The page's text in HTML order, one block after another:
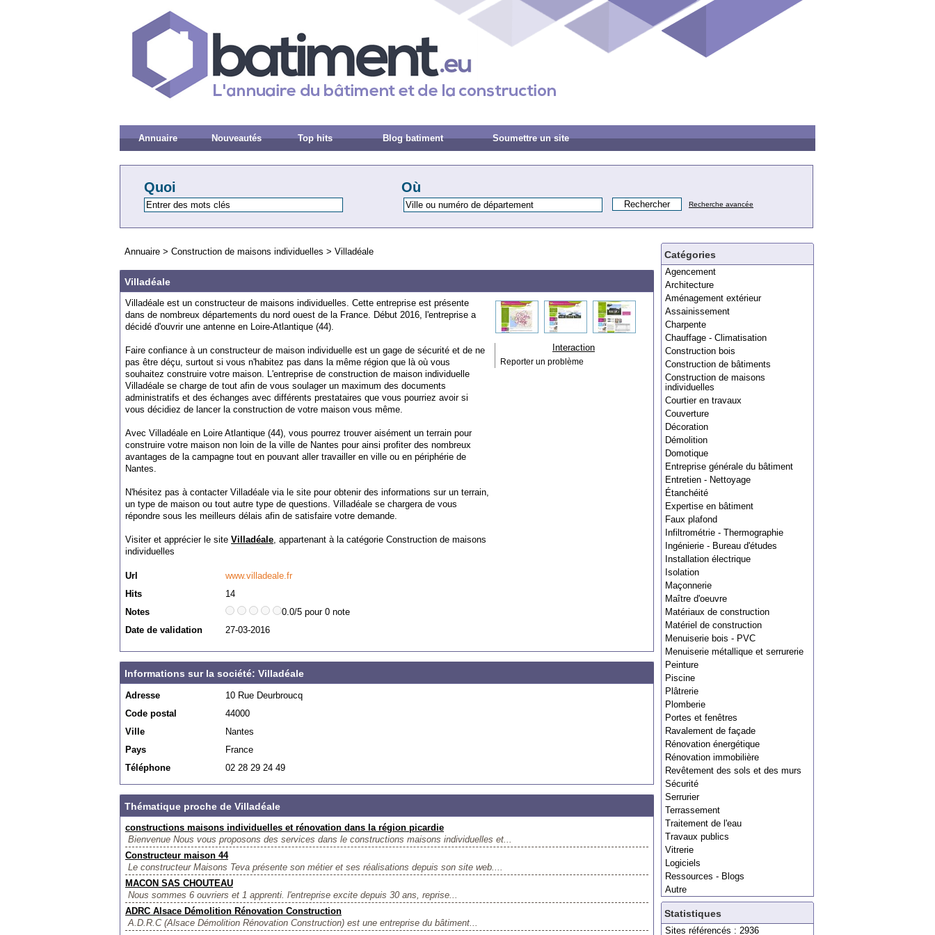
Annuaire Nouveautés Top hits Blog batiment Soumettre un site
Quoi Où
Recherche avancée
Catégories
Agencement
Architecture
Aménagement extérieur
Assainissement
Charpente
Chauffage - Climatisation
Construction bois
Construction de bâtiments
Construction de maisons
individuelles
Courtier en travaux
Couverture
Décoration
Démolition
Domotique
Entreprise générale du bâtiment
Entretien - Nettoyage
Étanchéité
Expertise en bâtiment
Faux plafond
Infiltrométrie - Thermographie
Ingénierie - Bureau d'études
Installation électrique
Isolation
Maçonnerie
Maître d'oeuvre
Matériaux de construction
Matériel de construction
Menuiserie bois - PVC
Menuiserie métallique et serrurerie
Peinture
Piscine
Plâtrerie
Plomberie
Portes et fenêtres
Ravalement de façade
Rénovation énergétique
Rénovation immobilière
Revêtement des sols et des murs
Sécurité
Serrurier
Terrassement
Traitement de l'eau
Travaux publics
Vitrerie
Logiciels
Ressources - Blogs
Autre
Statistiques
Sites référencés : 2936
Annuaire > Construction de maisons individuelles > Villadéale
Villadéale
Villadéale est un constructeur de maisons individuelles. Cette entreprise est présente
dans de nombreux départements du nord ouest de la France. Début 2016, l'entreprise a
décidé d'ouvrir une antenne en Loire-Atlantique (44).
Faire confiance à un constructeur de maison individuelle est un gage de sécurité et de ne
pas être déçu, surtout si vous n'habitez pas dans la même région que là où vous
souhaitez construire votre maison. L'entreprise de construction de maison individuelle
Villadéale se charge de tout afin de vous soulager un maximum des documents
administratifs et des échanges avec différents prestataires que vous pourriez avoir si
vous décidiez de lancer la construction de votre maison vous même.
Avec Villadéale en Loire Atlantique (44), vous pourrez trouver aisément un terrain pour
construire votre maison non loin de la ville de Nantes pour ainsi profiter des nombreux
avantages de la campagne tout en pouvant aller travailler en ville ou en périphérie de
Nantes.
N'hésitez pas à contacter Villadéale via le site pour obtenir des informations sur un terrain,
un type de maison ou tout autre type de questions. Villadéale se chargera de vous
répondre sous les meilleurs délais afin de satisfaire votre demande.
Visiter et apprécier le site Villadéale, appartenant à la catégorie Construction de maisons
individuelles
Url
www.villadeale.fr
Hits
14
Notes
0.0/5 pour 0 note
Date de validation
27-03-2016
Interaction
Reporter un problème
Informations sur la société: Villadéale
Adresse
10 Rue Deurbroucq
Code postal
44000
Ville
Nantes
Pays
France
Téléphone
02 28 29 24 49
Thématique proche de Villadéale
constructions maisons individuelles et rénovation dans la région picardie
Bienvenue Nous vous proposons des services dans le constructions maisons individuelles et...
Constructeur maison 44
Le constructeur Maisons Teva présente son métier et ses réalisations depuis son site web....
MACON SAS CHOUTEAU
Nous sommes 6 ouvriers et 1 apprenti. l'entreprise excite depuis 30 ans, reprise...
ADRC Alsace Démolition Rénovation Construction
A.D.R.C (Alsace Démolition Rénovation Construction) est une entreprise du bâtiment...